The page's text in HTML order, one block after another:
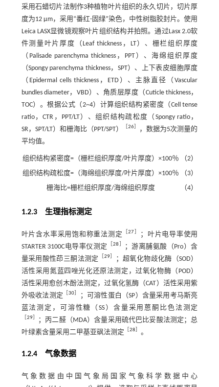
采用石蜡切片法制作3种植物叶片组织的永久切片，切片厚
度为12 μm，采用“番红-固绿”染色，中性树脂胶封片。使用
Leica LASX显微镜观察叶片组织结构并拍照。通过Lasx 2.0软
件测量叶片厚度（Leaf thickness，LT）、栅栏组织厚度
（Palisade parenchyma thickness，PPT）、海绵组织厚度
（Spongy parenchyma thickness，SPT）、上下表皮细胞厚度
（Epidermal cells thickness，ETD）、主脉直径（Vascular
bundles diameter，VBD）、角质层厚度（Cuticle thickness，
TOC）。根据公式（2~4）计算组织结构紧密度（Cell tense
ratio，CTR，PPT/LT）、组织结构疏松度（Spongy ratio，
SR，SPT/LT）和栅海比（PPT/SPT）
［26］
，数据为5次测量的
平均值。
组织结构紧密度=（栅栏组织厚度/叶片厚度）×100％
（2）
组织结构疏松度=（海绵组织厚度/叶片厚度）×100％
（3）
栅海比=栅栏组织厚度/海绵组织厚度
（4）
1.2.3 生理指标测定
叶片含水率采用饱和称重法测定 ［27］
；叶片电导率使用
STARTER 3100C电导率仪测定
［28］
；游离脯氨酸（Pro）含
量采用酸性茚三酮法测定
［29］
；超氧化物歧化酶（SOD）
活性采用氮蓝四唑光化还原法测定，过氧化物酶（POD）
活性采用愈创木酚法测定，过氧化氢酶（CAT）活性采用紫
外吸收法测定 ［30］
；可溶性蛋白（SP）含量采用考马斯亮
蓝法测定，可溶性糖（SS）含量采用蒽酮比色法测定
［29］
；丙二醛（MDA）含量采用硫代巴比妥酸法测定；总
叶绿素含量采用二甲基亚砜法测定 ［28］ 。
1.2.4 气象数据
气象数据由中国气象局国家气象科学数据中心